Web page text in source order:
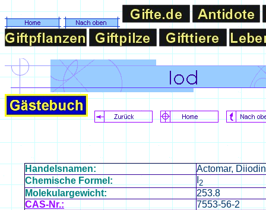
Handelsnamen:
Actomar,
Chemische Formel:
2
Molekulargewicht:
253.8
CAS-Nr.:
7553-56-2